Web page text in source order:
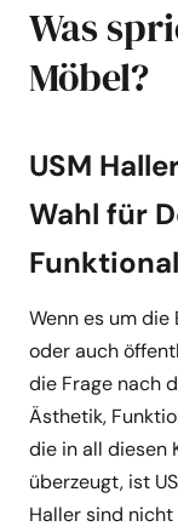
Was
Möbel?
USM
Wahl für
Wenn es um die
oder auch
die Frage nach
Ästhetik,
die in all diesen
überzeugt, ist
Haller sind